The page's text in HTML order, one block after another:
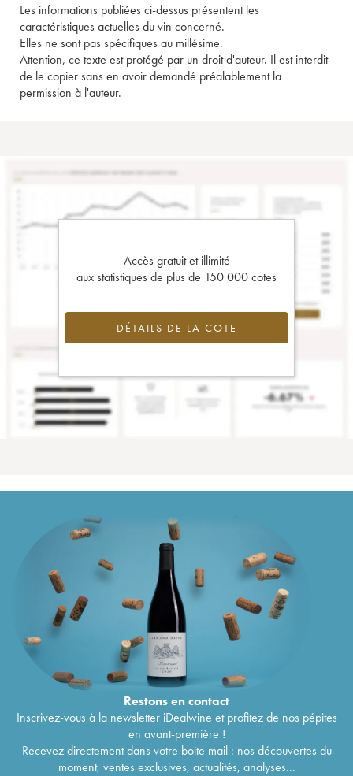
Les informations publiées ci-dessus présentent les
caractéristiques actuelles du vin concerné.
Elles ne sont pas spécifiques au millésime.
Attention, ce texte est protégé par un droit d'auteur. Il est interdit
de le copier sans en avoir demandé préalablement la
permission à l'auteur.
Accès gratuit et illimité
aux statistiques de plus de 150 000 cotes
DÉTAILS DE LA COTE
Restons encontact
Inscrivez-vous à la newsletter iDealwine et profitez de nos pépites
en avant-première !
Recevez directement dans votre boîte mail : nos découvertes du
moment, ventes exclusives, actualités, analyses...